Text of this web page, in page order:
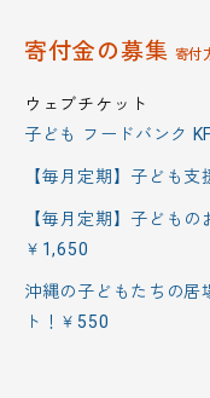
寄付金の募集 寄付
ウェブチケット
子ども フードバンク
【毎月定期】子ども
【毎月定期】子ども
￥1,650
沖縄の子どもたちの居
ト！￥550